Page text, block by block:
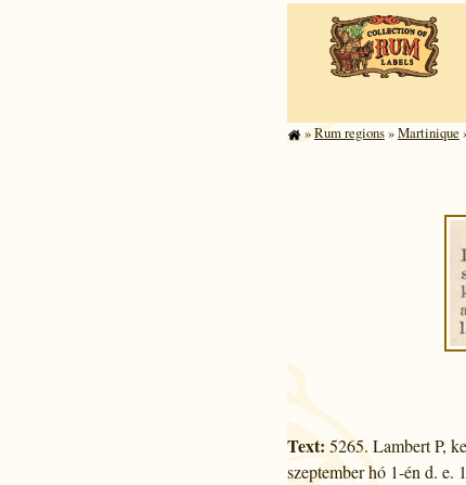
»Rum regions»Mar­tinique
Text: 5265. Lambert P,
szeptember hó 1-én d. e.